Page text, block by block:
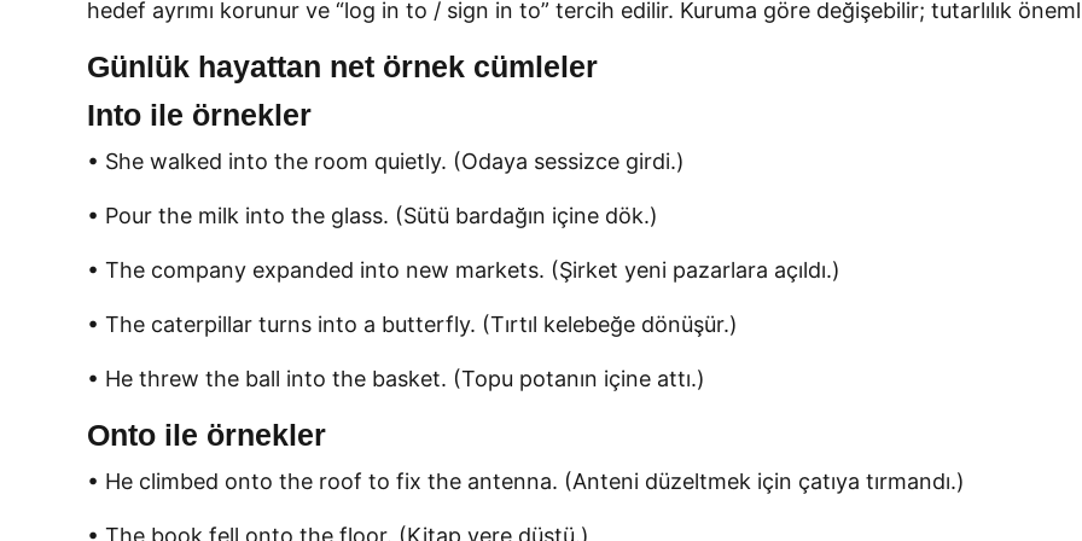
hedef ayrımı korunur ve “log in to / sign in to” tercih edilir. Kuruma göre değişebilir; tutarlılık
Günlük hayattan net örnek cümleler
Into ile örnekler
• She walked into the room quietly. (Odaya sessizce girdi.)
• Pour the milk into the glass. (Sütü bardağın içine dök.)
• The company expanded into new markets. (Şirket yeni pazarlara açıldı.)
• The caterpillar turns into a butterfly. (Tırtıl kelebeğe dönüşür.)
• He threw the ball into the basket. (Topu potanın içine attı.)
Onto ile örnekler
• He climbed onto the roof to fix the antenna. (Anteni düzeltmek için çatıya tırmandı.)
• The book fell onto the floor. (Kitap yere düştü.)